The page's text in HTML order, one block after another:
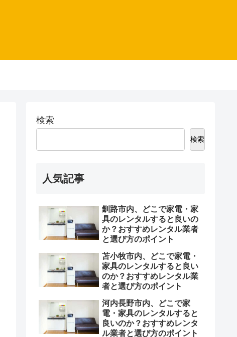
検索
検索
人気記事
釧路市内、どこで家電・家
具のレンタルすると良いの
か？おすすめレンタル業者
と選び方のポイント
苫小牧市内、どこで家電・
家具のレンタルすると良い
のか？おすすめレンタル業
者と選び方のポイント
河内長野市内、どこで家
電・家具のレンタルすると
良いのか？おすすめレンタ
ル業者と選び方のポイント